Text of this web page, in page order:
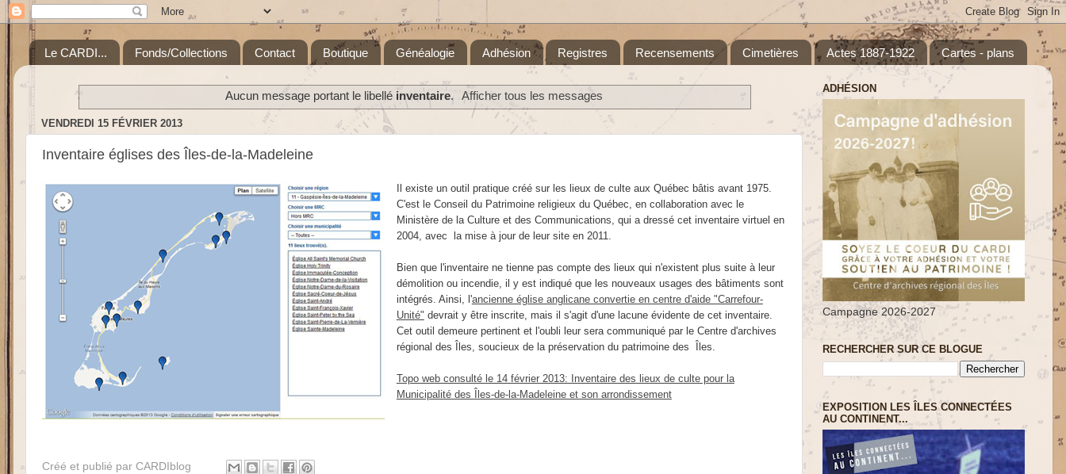
Le CARDI... Fonds/Collections Contact Boutique Généalogie Adhésion Registres Recensements Cimetières Actes 1887-1922 Cartes - plans
Aucun message portant le libellé inventaire. Afficher tous les messages
VENDREDI 15 FÉVRIER 2013
Inventaire églises des Îles-de-la-Madeleine
Il existe un outil pratique créé sur les lieux de culte aux Québec bâtis avant 1975.
C'est le Conseil du Patrimoine religieux du Québec, en collaboration avec le
Ministère de la Culture et des Communications, qui a dressé cet inventaire virtuel en
2004, avec la mise à jour de leur site en 2011.
Bien que l'inventaire ne tienne pas compte des lieux qui n'existent plus suite à leur
démolition ou incendie, il y est indiqué que les nouveaux usages des bâtiments sont
intégrés. Ainsi, l'ancienne église anglicane convertie en centre d'aide "Carrefour-
Unité" devrait y être inscrite, mais il s'agit d'une lacune évidente de cet inventaire.
Cet outil demeure pertinent et l'oubli leur sera communiqué par le Centre d'archives
régional des Îles, soucieux de la préservation du patrimoine des Îles.
Topo web consulté le 14 février 2013: Inventaire des lieux de culte pour la
Municipalité des Îles-de-la-Madeleine et son arrondissement
Créé et publié par CARDIblog
ADHÉSION
Campagne 2026-2027
RECHERCHER SUR CE BLOGUE
EXPOSITION LES ÎLES CONNECTÉES
AU CONTINENT...